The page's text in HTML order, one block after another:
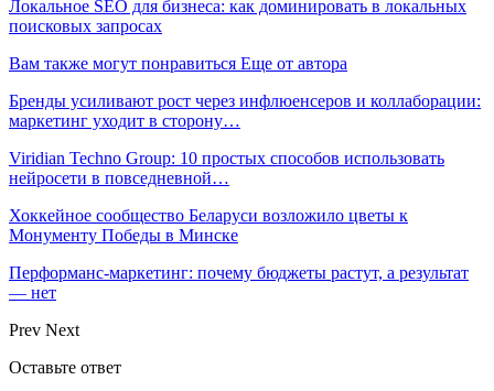
Локальное SEO для бизнеса: как доминировать в локальных
поисковых запросах
Вам также могут понравиться Еще от автора
Бренды усиливают рост через инфлюенсеров и коллаборации:
маркетинг уходит в сторону…
Viridian Techno Group: 10 простых способов использовать
нейросети в повседневной…
Хоккейное сообщество Беларуси возложило цветы к
Монументу Победы в Минске
Перформанс-маркетинг: почему бюджеты растут, а результат
— нет
Prev Next
Оставьте ответ